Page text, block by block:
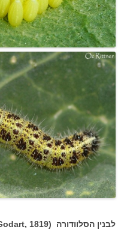
לבנין הסלוודורה (1819